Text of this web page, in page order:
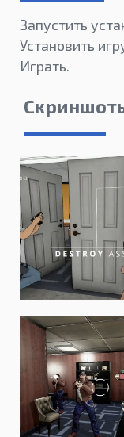
Запустить
Установить
Играть.